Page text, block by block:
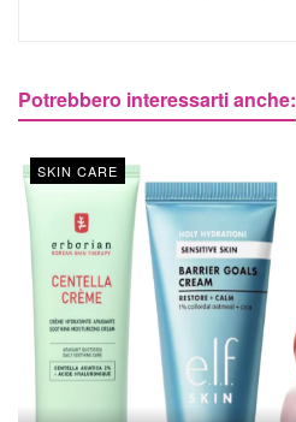
Potrebbero interessarti anche:
SKIN CARE